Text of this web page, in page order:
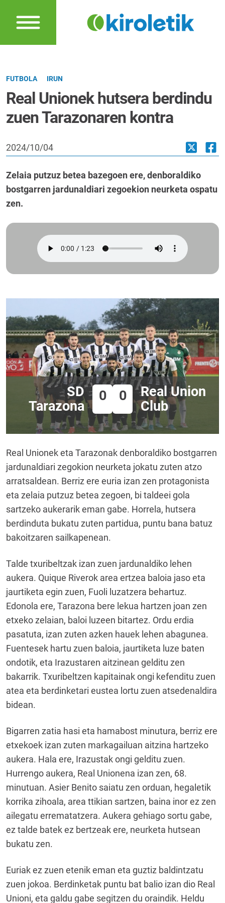
FUTBOLA IRUN
Real Unionek hutsera berdindu
zuen Tarazonaren kontra
2024/10/04
Zelaia putzuz betea bazegoen ere, denboraldiko
bostgarren jardunaldiari zegoekion neurketa ospatu
zen.
SD
Tarazona
0 0
Real Union
Club
Real Unionek eta Tarazonak denboraldiko bostgarren
jardunaldiari zegokion neurketa jokatu zuten atzo
arratsaldean. Berriz ere euria izan zen protagonista
eta zelaia putzuz betea zegoen, bi taldeei gola
sartzeko aukerarik eman gabe. Horrela, hutsera
berdinduta bukatu zuten partidua, puntu bana batuz
bakoitzaren sailkapenean.
Talde txuribeltzak izan zuen jardunaldiko lehen
aukera. Quique Riverok area ertzea baloia jaso eta
jaurtiketa egin zuen, Fuoli luzatzera behartuz.
Edonola ere, Tarazona bere lekua hartzen joan zen
etxeko zelaian, baloi luzeen bitartez. Ordu erdia
pasatuta, izan zuten azken hauek lehen abagunea.
Fuentesek hartu zuen baloia, jaurtiketa luze baten
ondotik, eta Irazustaren aitzinean gelditu zen
bakarrik. Txuribeltzen kapitainak ongi kefenditu zuen
atea eta berdinketari eustea lortu zuen atsedenaldira
bidean.
Bigarren zatia hasi eta hamabost minutura, berriz ere
etxekoek izan zuten markagailuan aitzina hartzeko
aukera. Hala ere, Irazustak ongi gelditu zuen.
Hurrengo aukera, Real Unionena izan zen, 68.
minutuan. Asier Benito saiatu zen orduan, hegaletik
korrika zihoala, area ttikian sartzen, baina inor ez zen
ailegatu errematatzera. Aukera gehiago sortu gabe,
ez talde batek ez bertzeak ere, neurketa hutsean
bukatu zen.
Euriak ez zuen etenik eman eta guztiz baldintzatu
zuen jokoa. Berdinketak puntu bat balio izan dio Real
Unioni, eta galdu gabe segitzen du oraindik. Heldu